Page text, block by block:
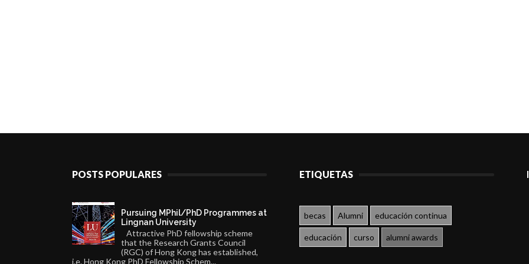
POSTS POPULARES
Pursuing MPhil/PhD Programmes at
Lingnan University
Attractive PhD fellowship scheme
that the Research Grants Council
(RGC) of Hong Kong has established,
i.e. Hong Kong PhD Fellowship Schem...
ETIQUETAS
becas Alumni educación continua
educación curso alumni awards